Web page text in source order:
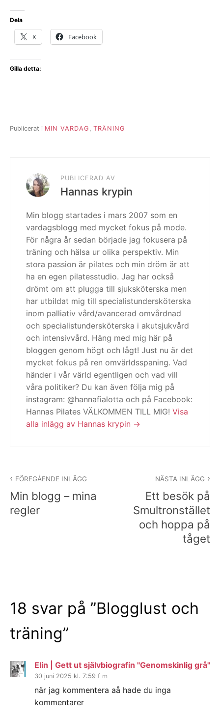
Dela
X Facebook
Gilla detta:
Publicerat i MIN VARDAG TRÄNING
PUBLICERAD AV
Hannas krypin
Min blogg startades i mars 2007 som en
vardagsblogg med mycket fokus på mode.
För några år sedan började jag fokusera på
träning och hälsa ur olika perspektiv. Min
stora passion är pilates och min dröm är att
ha en egen pilatesstudio. Jag har också
drömt om att plugga till sjuksköterska men
har utbildat mig till specialistundersköterska
inom palliativ vård/avancerad omvårdnad
och specialistundersköterska i akutsjukvård
och intensivvård. Häng med mig här på
bloggen genom högt och lågt! Just nu är det
mycket fokus på ren omvärldsspaning. Vad
händer i vår värld egentligen och vad vill
våra politiker? Du kan även följa mig på
instagram: @hannafialotta och på Facebook:
Hannas Pilates VÄLKOMMEN TILL MIG! Visa
alla inlägg av Hannas krypin
FÖREGÅENDE INLÄGG
Min blogg – mina
regler
NÄSTA INLÄGG
Ett besök på
Smultronstället
och hoppa på
tåget
18 svar på ”Blogglust och
träning”
Elin | Gett ut självbiografin "Genomskinlig grå"
30 juni 2025 kl. 7:59 f m
när jag kommentera aå hade du inga
kommentarer